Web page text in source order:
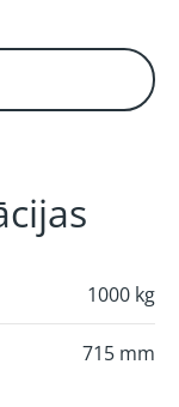
1000 kg
715 mm